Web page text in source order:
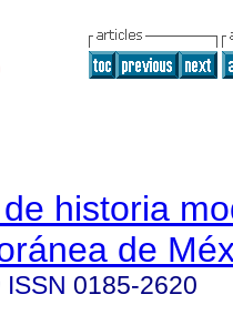
historia
de
ISSN 0185-2620